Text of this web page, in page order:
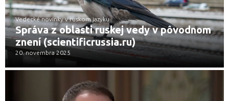
Vedecké novinky v ruskom jazyku
Správa z oblasti ruskej vedy v pôvodnom
znení (scientificrussia.ru)
20. novembra 2025